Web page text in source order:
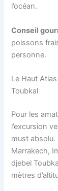
l’océan.
Conseil
poissons
personne.
Le Haut
Toubkal
Pour les
l’excursion
must absolu.
Marrakech,
djebel
mètres